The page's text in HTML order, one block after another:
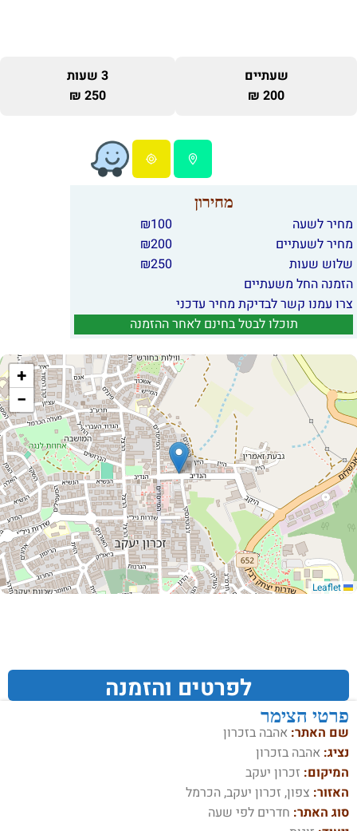
שעתיים
200 ₪
3 שעות
250 ₪
מחירון
מחיר לשעה 100
₪
מחיר לשעתיים
200
₪
שלוש שעות
250
₪
הזמנה החל משעתיים
צרו עמנו קשר לבדיקת מחיר עדכני
תוכלו לבטל בחינם לאחר ההזמנה
+
−
לפרטים והזמנה
פרטי הצימר
שם האתר: אהבה בזכרון
נציג: אהבה בזכרון
המיקום: זכרון יעקב
האזור: צפון, זכרון יעקב, הכרמל
סוג האתר: חדרים לפי שעה